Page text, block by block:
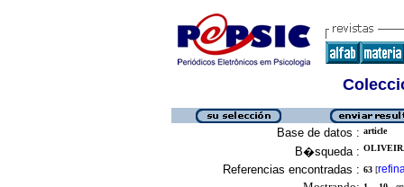
Base de datos : article
B�squeda :
Referencias encontradas : 63 [